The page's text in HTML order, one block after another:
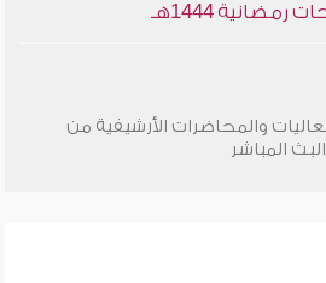
1444هـ
والمحاضرات الأرشيفية من
المباشر